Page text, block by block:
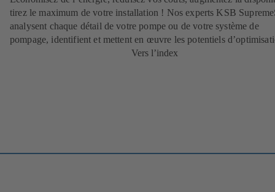
tirez le maximum de votre installation ! Nos experts KSB
analysent chaque détail de votre pompe ou de votre système de
pompage, identifient et mettent en œuvre les potentiels
Vers l’index